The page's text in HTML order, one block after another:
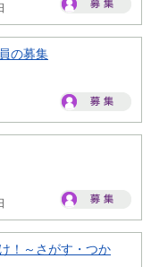
の募集
！～さがす・つか